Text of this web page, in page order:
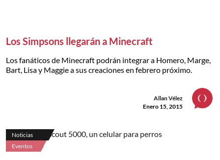
Los Simpsons llegarán a Minecraft
Los fanáticos de Minecraft podrán integrar a Homero, Marge,
Bart, Lisa y Maggie a sus creaciones en febrero próximo.
Allan Vélez
Enero 15, 2015
Noticias
Eventos